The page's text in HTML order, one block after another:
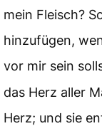
mein Fleisch?
hinzufügen,
vor mir sein
das Herz aller
Herz; und sie